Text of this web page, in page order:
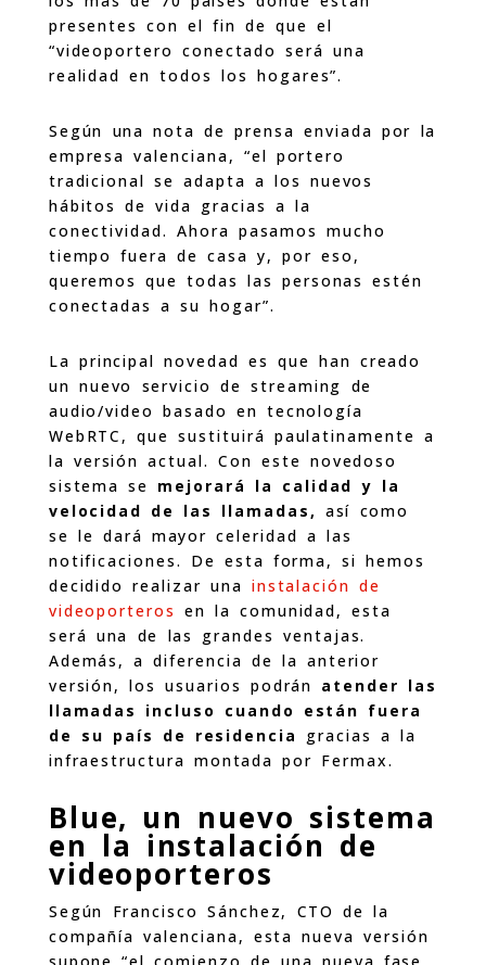
presentes con el fin de que el
“videoportero conectado será una
realidad en todos los hogares”.
Según una nota de prensa enviada por la
empresa valenciana, “el portero
tradicional se adapta a los nuevos
hábitos de vida gracias a la
conectividad. Ahora pasamos mucho
tiempo fuera de casa y, por eso,
queremos que todas las personas estén
conectadas a su hogar”.
La principal novedad es que han creado
un nuevo servicio de streaming de
audio/video basado en tecnología
WebRTC, que sustituirá paulatinamente a
la versión actual. Con este novedoso
sistema se mejorará la calidad y la
velocidad de las llamadas, así como
se le dará mayor celeridad a las
notificaciones. De esta forma, si hemos
decidido realizar una instalación de
videoporteros en la comunidad, esta
será una de las grandes ventajas.
Además, a diferencia de la anterior
versión, los usuarios podrán atender las
llamadas incluso cuando están fuera
de su país de residencia
gracias a la
infraestructura montada por Fermax.
Blue, un nuevo sistema
en la instalación de
videoporteros
Según Francisco Sánchez, CTO de la
compañía valenciana, esta nueva versión